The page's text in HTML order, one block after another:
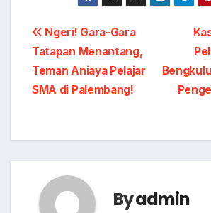
Post
navigation
Ngeri! Gara-Gara
Tatapan Menantang,
Teman Aniaya Pelajar
SMA di Palembang!
Byadmin